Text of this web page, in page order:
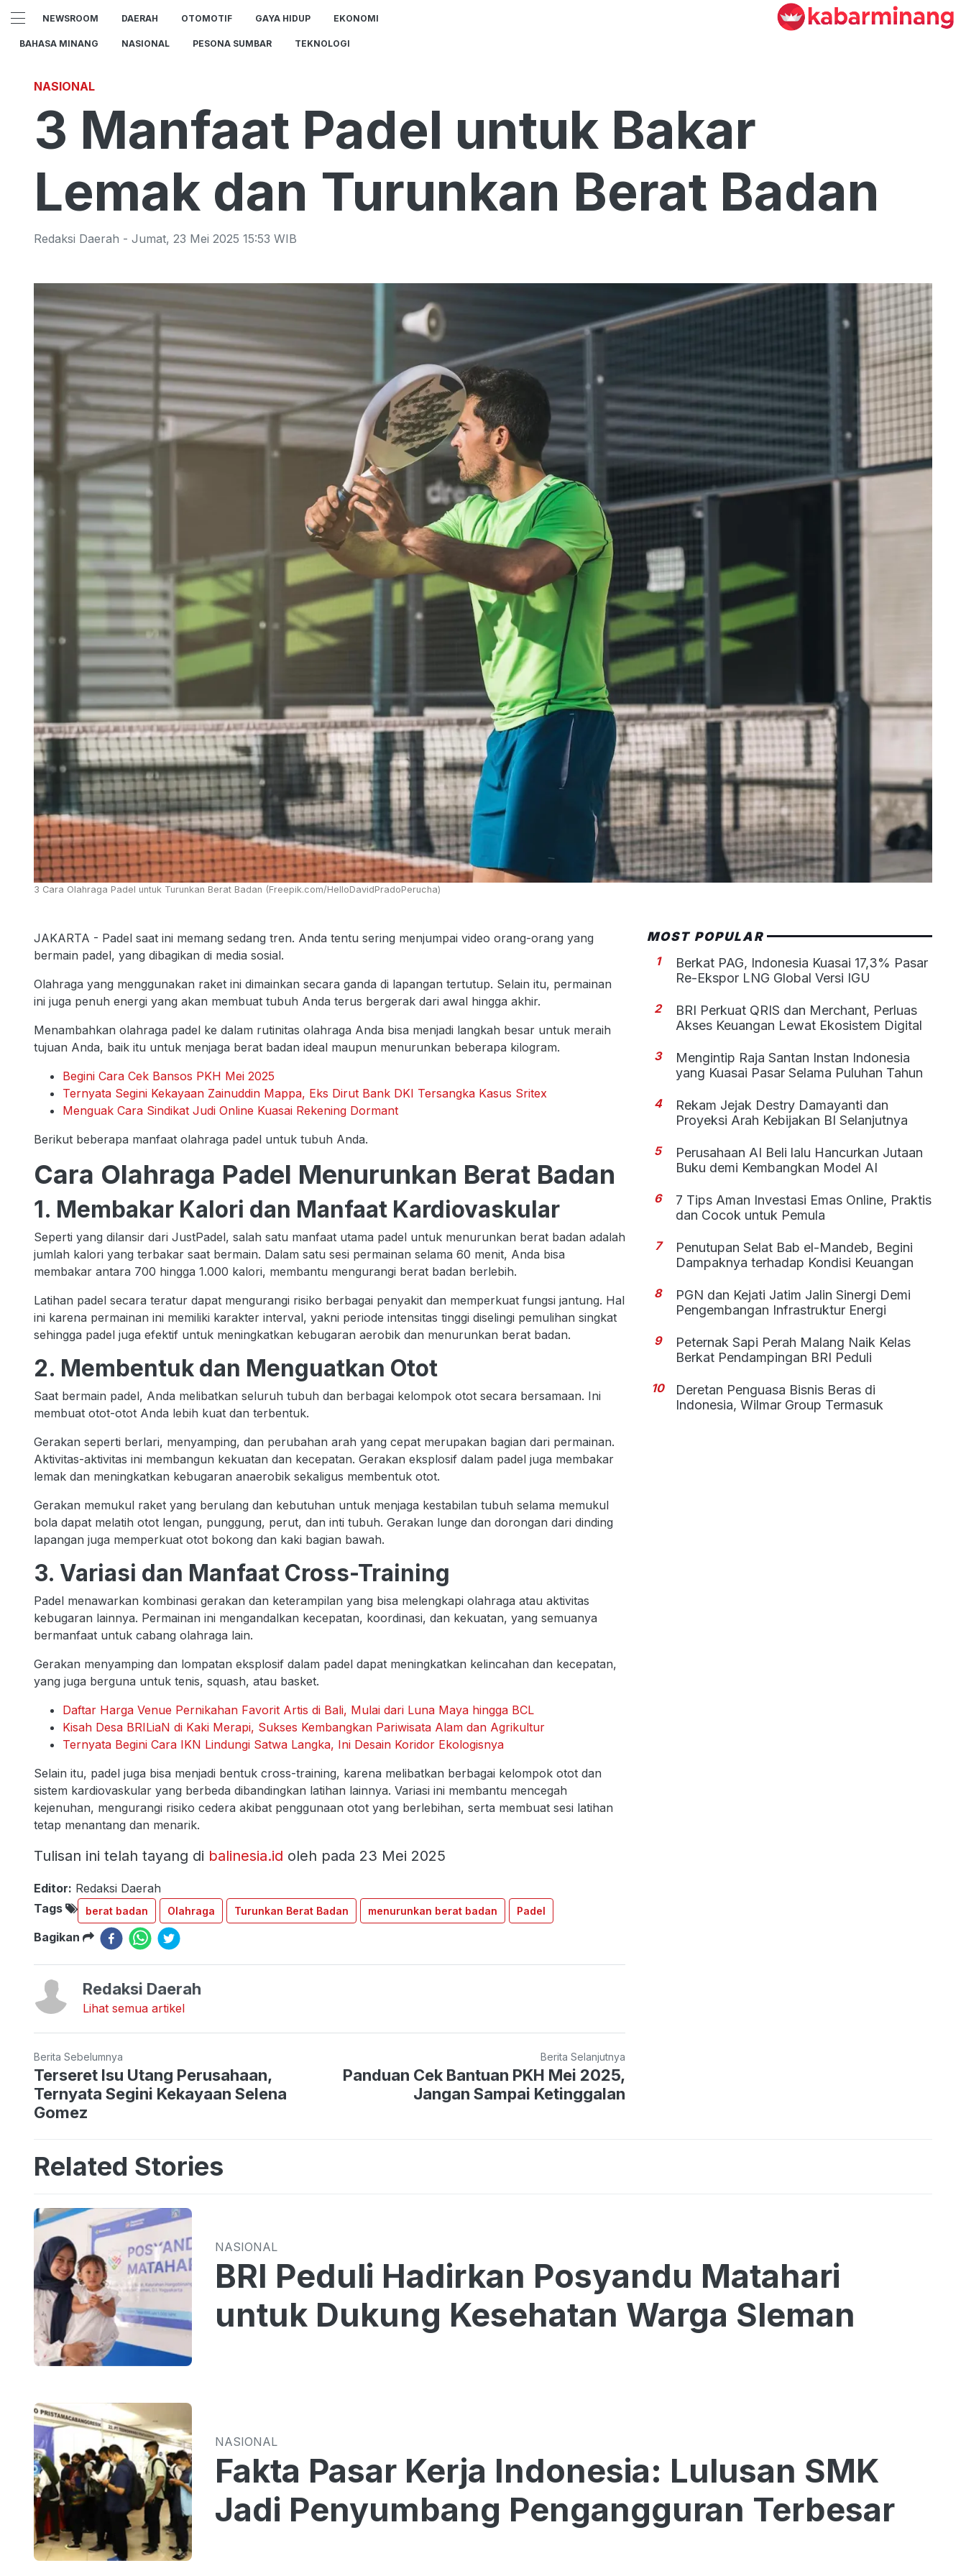
NEWSROOM DAERAH OTOMOTIF GAYA HIDUP EKONOMI
BAHASA MINANG NASIONAL PESONA SUMBAR TEKNOLOGI
NASIONAL
3 Manfaat Padel untuk Bakar
Lemak dan Turunkan Berat Badan
Redaksi Daerah - Jumat, 23 Mei 2025 15:53 WIB
3 Cara Olahraga Padel untuk Turunkan Berat Badan (Freepik.com/HelloDavidPradoPerucha)
JAKARTA - Padel saat ini memang sedang tren. Anda tentu sering menjumpai video orang-orang yang
bermain padel, yang dibagikan di media sosial.
Olahraga yang menggunakan raket ini dimainkan secara ganda di lapangan tertutup. Selain itu, permainan
ini juga penuh energi yang akan membuat tubuh Anda terus bergerak dari awal hingga akhir.
Menambahkan olahraga padel ke dalam rutinitas olahraga Anda bisa menjadi langkah besar untuk meraih
tujuan Anda, baik itu untuk menjaga berat badan ideal maupun menurunkan beberapa kilogram.
Begini Cara Cek Bansos PKH Mei 2025
Ternyata Segini Kekayaan Zainuddin Mappa, Eks Dirut Bank DKI Tersangka Kasus Sritex
Menguak Cara Sindikat Judi Online Kuasai Rekening Dormant
Berikut beberapa manfaat olahraga padel untuk tubuh Anda.
Cara Olahraga Padel Menurunkan Berat Badan
1. Membakar Kalori dan Manfaat Kardiovaskular
Seperti yang dilansir dari JustPadel, salah satu manfaat utama padel untuk menurunkan berat badan adalah
jumlah kalori yang terbakar saat bermain. Dalam satu sesi permainan selama 60 menit, Anda bisa
membakar antara 700 hingga 1.000 kalori, membantu mengurangi berat badan berlebih.
Latihan padel secara teratur dapat mengurangi risiko berbagai penyakit dan memperkuat fungsi jantung. Hal
ini karena permainan ini memiliki karakter interval, yakni periode intensitas tinggi diselingi pemulihan singkat
sehingga padel juga efektif untuk meningkatkan kebugaran aerobik dan menurunkan berat badan.
2. Membentuk dan Menguatkan Otot
Saat bermain padel, Anda melibatkan seluruh tubuh dan berbagai kelompok otot secara bersamaan. Ini
membuat otot-otot Anda lebih kuat dan terbentuk.
Gerakan seperti berlari, menyamping, dan perubahan arah yang cepat merupakan bagian dari permainan.
Aktivitas-aktivitas ini membangun kekuatan dan kecepatan. Gerakan eksplosif dalam padel juga membakar
lemak dan meningkatkan kebugaran anaerobik sekaligus membentuk otot.
Gerakan memukul raket yang berulang dan kebutuhan untuk menjaga kestabilan tubuh selama memukul
bola dapat melatih otot lengan, punggung, perut, dan inti tubuh. Gerakan lunge dan dorongan dari dinding
lapangan juga memperkuat otot bokong dan kaki bagian bawah.
3. Variasi dan Manfaat Cross-Training
Padel menawarkan kombinasi gerakan dan keterampilan yang bisa melengkapi olahraga atau aktivitas
kebugaran lainnya. Permainan ini mengandalkan kecepatan, koordinasi, dan kekuatan, yang semuanya
bermanfaat untuk cabang olahraga lain.
Gerakan menyamping dan lompatan eksplosif dalam padel dapat meningkatkan kelincahan dan kecepatan,
yang juga berguna untuk tenis, squash, atau basket.
Daftar Harga Venue Pernikahan Favorit Artis di Bali, Mulai dari Luna Maya hingga BCL
Kisah Desa BRILiaN di Kaki Merapi, Sukses Kembangkan Pariwisata Alam dan Agrikultur
Ternyata Begini Cara IKN Lindungi Satwa Langka, Ini Desain Koridor Ekologisnya
Selain itu, padel juga bisa menjadi bentuk cross-training, karena melibatkan berbagai kelompok otot dan
sistem kardiovaskular yang berbeda dibandingkan latihan lainnya. Variasi ini membantu mencegah
kejenuhan, mengurangi risiko cedera akibat penggunaan otot yang berlebihan, serta membuat sesi latihan
tetap menantang dan menarik.
Tulisan ini telah tayang di balinesia.id oleh pada 23 Mei 2025
Editor: Redaksi Daerah
Tags
berat badan Olahraga Turunkan Berat Badan menurunkan berat badan Padel
Bagikan
Redaksi Daerah
Lihat semua artikel
Berita Sebelumnya
Terseret Isu Utang Perusahaan,
Ternyata Segini Kekayaan Selena
Gomez
Berita Selanjutnya
Panduan Cek Bantuan PKH Mei 2025,
Jangan Sampai Ketinggalan
MOST POPULAR
1
Berkat PAG, Indonesia Kuasai 17,3% Pasar
Re-Ekspor LNG Global Versi IGU
2
BRI Perkuat QRIS dan Merchant, Perluas
Akses Keuangan Lewat Ekosistem Digital
3
Mengintip Raja Santan Instan Indonesia
yang Kuasai Pasar Selama Puluhan Tahun
4
Rekam Jejak Destry Damayanti dan
Proyeksi Arah Kebijakan BI Selanjutnya
5
Perusahaan AI Beli lalu Hancurkan Jutaan
Buku demi Kembangkan Model AI
6
7 Tips Aman Investasi Emas Online, Praktis
dan Cocok untuk Pemula
7
Penutupan Selat Bab el-Mandeb, Begini
Dampaknya terhadap Kondisi Keuangan
8
PGN dan Kejati Jatim Jalin Sinergi Demi
Pengembangan Infrastruktur Energi
9
Peternak Sapi Perah Malang Naik Kelas
Berkat Pendampingan BRI Peduli
10
Deretan Penguasa Bisnis Beras di
Indonesia, Wilmar Group Termasuk
Related Stories
NASIONAL
BRI Peduli Hadirkan Posyandu Matahari
untuk Dukung Kesehatan Warga Sleman
NASIONAL
Fakta Pasar Kerja Indonesia: Lulusan SMK
Jadi Penyumbang Pengangguran Terbesar